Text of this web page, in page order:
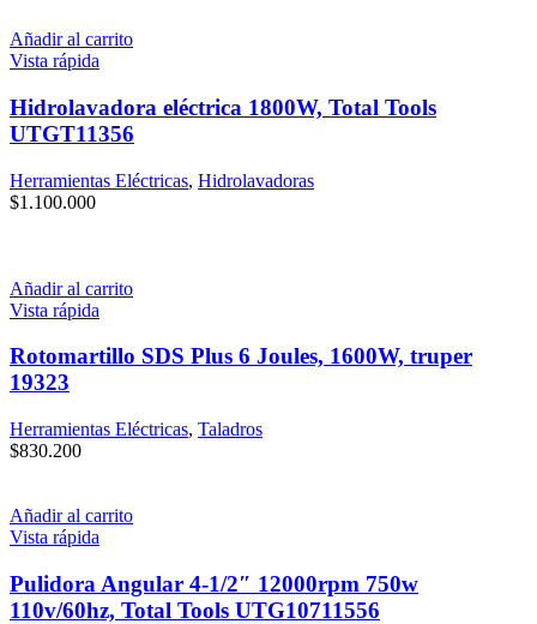
Añadir al carrito
Vista rápida
Hidrolavadora eléctrica 1800W, Total Tools
UTGT11356
Herramientas Eléctricas, Hidrolavadoras
$1.100.000
Añadir al carrito
Vista rápida
Rotomartillo SDS Plus 6 Joules, 1600W, truper
19323
Herramientas Eléctricas, Taladros
$830.200
Añadir al carrito
Vista rápida
Pulidora Angular 4-1/2″ 12000rpm 750w
110v/60hz, Total Tools UTG10711556